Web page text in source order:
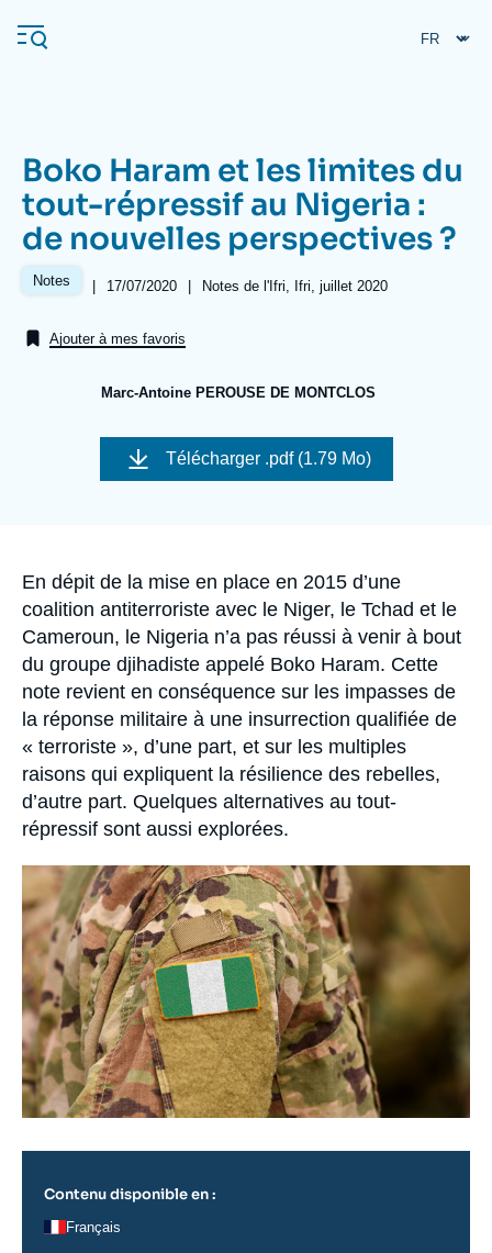
au
contenu
Navigation
principale
L'Ifri
Événements
À propos de l'Ifri
L'Ifri en bref Proche-Orient
Boko Haram et les limites du
tout-répressif au Nigeria :
de nouvelles perspectives ?
Notes |
Date
publication
17/07/2020 | Références
Notes de l'Ifri, Ifri, juillet 2020
Ajouter à mes favoris
Marc-Antoine PEROUSE DE MONTCLOS
Image
couverture
Télécharger .pdf (1.79 Mo)
Accroche
En dépit de la mise en place en 2015 d’une
coalition antiterroriste avec le Niger, le Tchad et le
Cameroun, le Nigeria n’a pas réussi à venir à bout
du groupe djihadiste appelé Boko Haram. Cette
note revient en conséquence sur les impasses de
la réponse militaire à une insurrection qualifiée de
« terroriste », d’une part, et sur les multiples
raisons qui expliquent la résilience des rebelles,
d’autre part. Quelques alternatives au tout-
répressif sont aussi explorées.
Image
principale
Contenu disponible en :
Français